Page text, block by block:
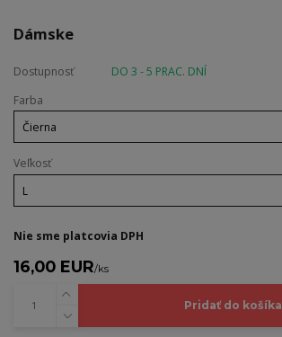
Dámske
Dostupnosť
DO 3 - 5 PRAC. DNÍ
Farba
Veľkosť
Nie sme platcovia DPH
16,00 EUR/ks
Pridať do košíka